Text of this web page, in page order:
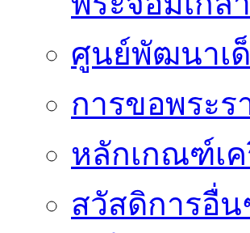
ศูนย์พัฒนาเด็
การขอพระ
หลักเกณฑ์เ
สวัสดิการอื่น